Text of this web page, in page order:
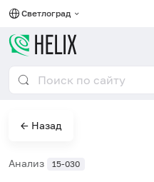
Светлоград
← Назад
Анализ 15-030